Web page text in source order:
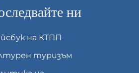
ни
на КТПП
туризъм